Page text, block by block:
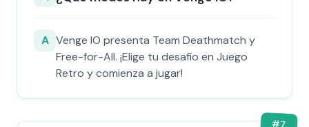
A Venge IO presenta Team Deathmatch y
Free-for-All. ¡Elige tu desafío en Juego
Retro y comienza a jugar!
#